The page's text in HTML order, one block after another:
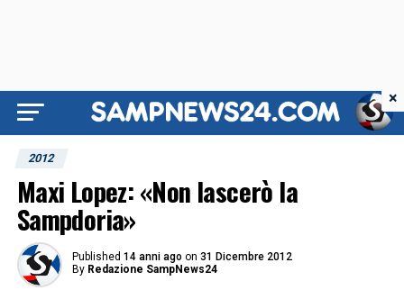
2012
Maxi Lopez: «Non lascerò la
Sampdoria»
Published 14 anni ago on 31 Dicembre 2012
By Redazione SampNews24
×